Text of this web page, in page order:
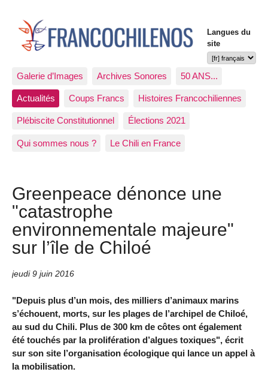
Langues du
site
Galerie d’Images Archives Sonores 50 ANS...
Actualités Coups Francs Histoires Francochiliennes
Plébiscite Constitutionnel Élections 2021
Qui sommes nous ? Le Chili en France
Greenpeace dénonce une
"catastrophe
environnementale majeure"
sur l’île de Chiloé
jeudi 9 juin 2016
"Depuis plus d’un mois, des milliers d’animaux marins
s’échouent, morts, sur les plages de l’archipel de Chiloé,
au sud du Chili. Plus de 300 km de côtes ont également
été touchés par la prolifération d’algues toxiques", écrit
sur son site l’organisation écologique qui lance un appel à
la mobilisation.